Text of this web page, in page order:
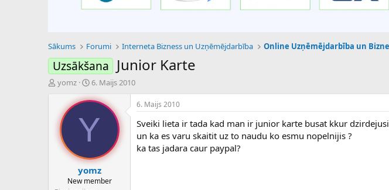
Sākums Forumi Interneta Bizness un Uzņēmējdarbība
Uzsākšana Junior Karte
P
e
d
e
z
yomz
S
k
m
a
a
t
u
m
6. Maijs 2010
Y
yomz
New member
6. Maijs 2010
Sveiki lieta ir tada kad man ir junior karte busat kkur dzirdejusi
un ka es varu skaitit uz to naudu ko esmu nopelnijis ?
ka tas jadara caur paypal?